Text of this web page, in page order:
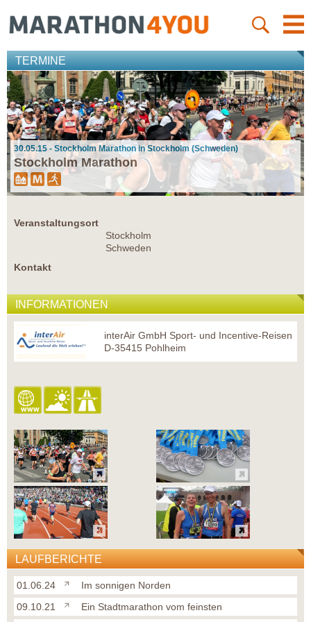
TERMINE
30.05.15 - Stockholm Marathon in Stockholm (Schweden)
Stockholm Marathon
Veranstaltungsort
Stockholm
Schweden
Kontakt
INFORMATIONEN
interAir GmbH Sport- und Incentive-Reisen
D-35415 Pohlheim
LAUFBERICHTE
01.06.24
Im sonnigen Norden
09.10.21
Ein Stadtmarathon vom feinsten